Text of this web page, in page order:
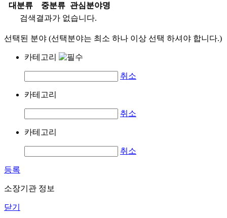
대분류
중분류
관심분야명
검색결과가 없습니다.
선택된 분야 (선택분야는 최소 하나 이상 선택 하셔야 합니다.)
카테고리
취소
카테고리
취소
카테고리
취소
등록
소장기관 정보
닫기